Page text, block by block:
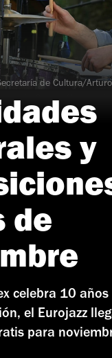
de Cultura/Arturo
de Cultura/
y
de
celebra 10
el Eurojazz
para